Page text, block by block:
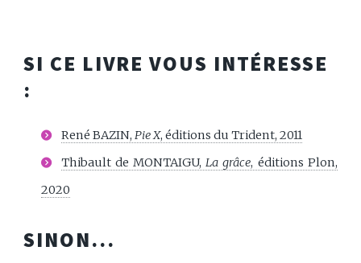
SI CE LIVRE VOUS INTÉRESSE
:
René BAZIN,Pie X, éditions du Trident, 2011
Thibault de MONTAIGU,La grâce, éditions Plon,
2020
SINON...